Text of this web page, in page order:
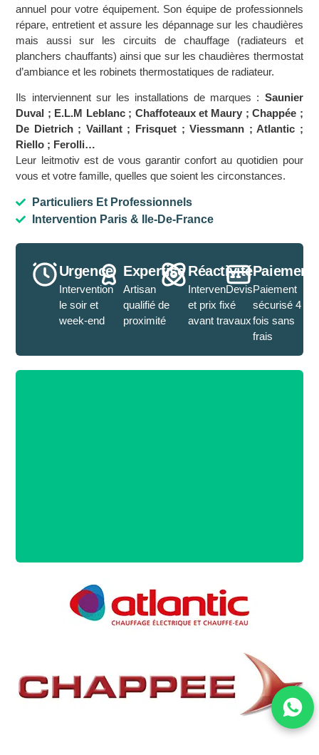
annuel pour votre équipement. Son équipe de professionnels
répare, entretient et assure les dépannage sur les chaudières
mais aussi sur les circuits de chauffage (radiateurs et
planchers chauffants) ainsi que sur les chaudières thermostat
d’ambiance et les robinets thermostatiques de radiateur.
Ils interviennent sur les installations de marques : Saunier
Duval ; E.L.M Leblanc ; Chaffoteaux et Maury ; Chappée ;
De Dietrich ; Vaillant ; Frisquet ; Viessmann ; Atlantic ;
Riello ; Ferolli…
Leur leitmotiv est de vous garantir confort au quotidien pour
vous et votre famille, quelles que soient les circonstances.
Particuliers Et Professionnels
Intervention Paris & Ile-De-France
Urgence
Intervention
le soir et
week-end
Expertise
Artisan
qualifié de
proximité
Réactivité
IntervenDevis
et prix fixé
avant travaux
Paiement
Paiement
sécurisé 4
fois sans
frais